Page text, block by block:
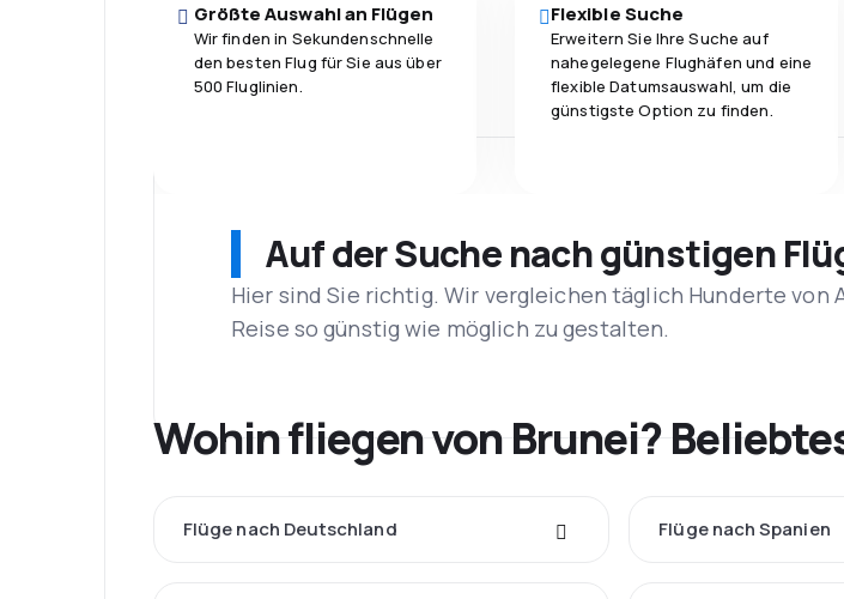
Größte Auswahl an Flügen
Wir finden in Sekundenschnelle
den besten Flug für Sie aus über
500 Fluglinien.
Flexible Suche
Erweitern Sie Ihre Suche auf
nahegelegene Flughäfen und eine
flexible Datumsauswahl, um die
günstigste Option zu finden.
Auf der Suche nach günstigen
Hier sind Sie richtig. Wir vergleichen täglich Hunderte von
Reise so günstig wie möglich zu gestalten.
Wohin fliegen von Brunei?
Flüge nach Deutschland Flüge nach Spanien